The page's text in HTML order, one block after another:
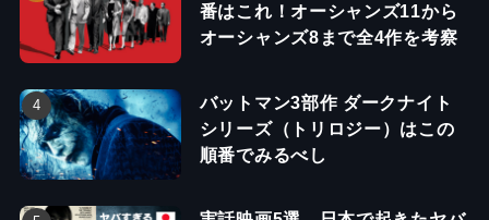
番はこれ！オーシャンズ11から
オーシャンズ8まで全4作を考察
バットマン3部作 ダークナイト
シリーズ（トリロジー）はこの
順番でみるべし